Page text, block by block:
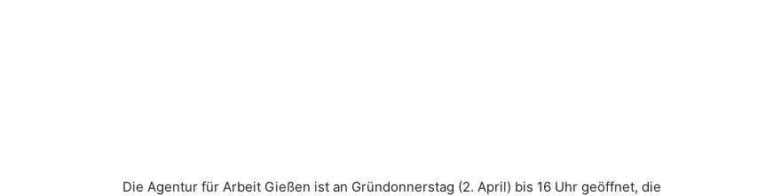
Die Agentur für Arbeit Gießen ist an Gründonnerstag (2. April) bis 16 Uhr geöffnet, die